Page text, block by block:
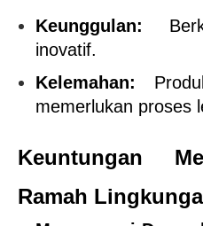
Keunggulan:
inovatif.
Kelemahan:
memerlukan proses
Keuntungan
Ramah